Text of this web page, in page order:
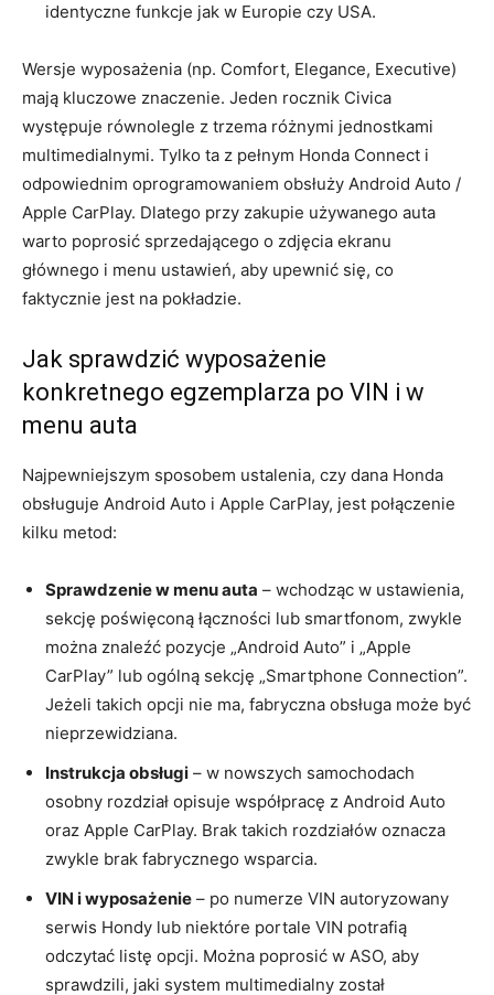
identyczne funkcje jak w Europie czy USA.
Wersje wyposażenia (np. Comfort, Elegance, Executive)
mają kluczowe znaczenie. Jeden rocznik Civica
występuje równolegle z trzema różnymi jednostkami
multimedialnymi. Tylko ta z pełnym Honda Connect i
odpowiednim oprogramowaniem obsłuży Android Auto /
Apple CarPlay. Dlatego przy zakupie używanego auta
warto poprosić sprzedającego o zdjęcia ekranu
głównego i menu ustawień, aby upewnić się, co
faktycznie jest na pokładzie.
Jak sprawdzić wyposażenie
konkretnego egzemplarza po VIN i w
menu auta
Najpewniejszym sposobem ustalenia, czy dana Honda
obsługuje Android Auto i Apple CarPlay, jest połączenie
kilku metod:
Sprawdzenie w menu auta – wchodząc w ustawienia,
sekcję poświęconą łączności lub smartfonom, zwykle
można znaleźć pozycje „Android Auto” i „Apple
CarPlay” lub ogólną sekcję „Smartphone Connection”.
Jeżeli takich opcji nie ma, fabryczna obsługa może być
nieprzewidziana.
Instrukcja obsługi – w nowszych samochodach
osobny rozdział opisuje współpracę z Android Auto
oraz Apple CarPlay. Brak takich rozdziałów oznacza
zwykle brak fabrycznego wsparcia.
VIN i wyposażenie – po numerze VIN autoryzowany
serwis Hondy lub niektóre portale VIN potrafią
odczytać listę opcji. Można poprosić w ASO, aby
sprawdzili, jaki system multimedialny został